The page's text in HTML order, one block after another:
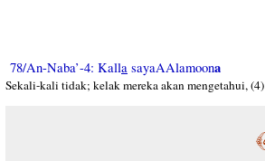
78/An-Naba’-4: Kalla sayaAAlamoona
Sekali-kali tidak; kelak mereka akan mengetahui, (4)